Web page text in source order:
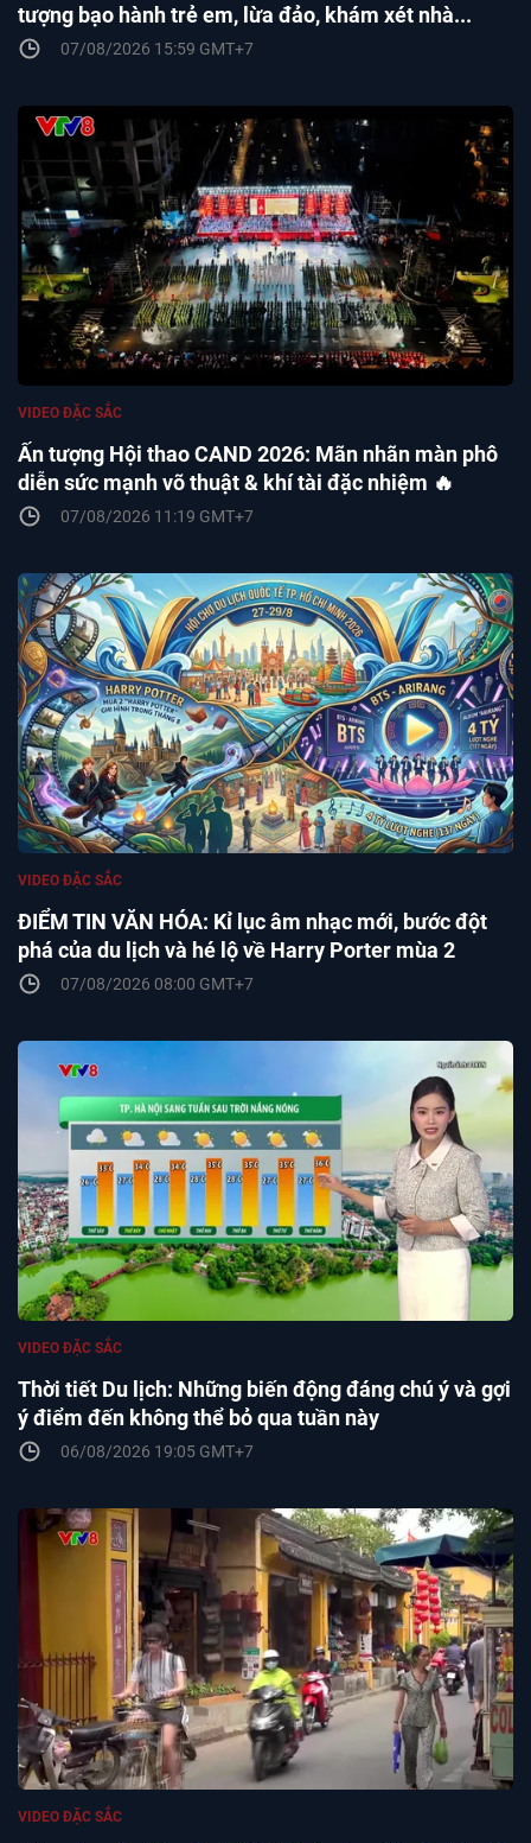
tượng bạo hành trẻ em, lừa đảo, khám xét nhà...
07/08/2026 15:59 GMT+7
Ấn tượng Hội thao CAND 2026: Mãn nhãn màn phô
diễn sức mạnh võ thuật & khí tài đặc nhiệm 🔥
VIDEO ĐẶC SẮC
07/08/2026 11:19 GMT+7
ĐIỂM TIN VĂN HÓA: Kỉ lục âm nhạc mới, bước đột
phá của du lịch và hé lộ về Harry Porter mùa 2
VIDEO ĐẶC SẮC
07/08/2026 08:00 GMT+7
Thời tiết Du lịch: Những biến động đáng chú ý và gợi
ý điểm đến không thể bỏ qua tuần này
VIDEO ĐẶC SẮC
06/08/2026 19:05 GMT+7
VIDEO ĐẶC SẮC